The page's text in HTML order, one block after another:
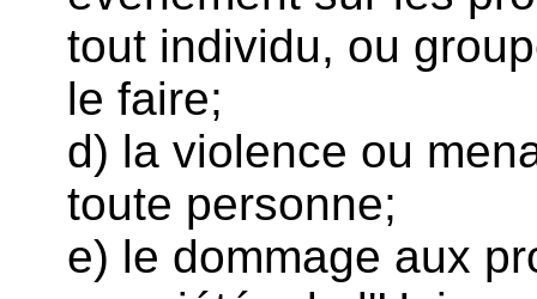
tout individu, ou
le faire;
d) la violence ou
toute personne;
e) le dommage aux